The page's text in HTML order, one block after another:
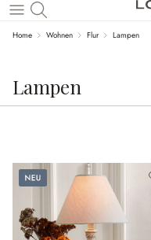
Zum Hauptinhalt springen
Home Wohnen Flur Lampen
Lampen
Neu